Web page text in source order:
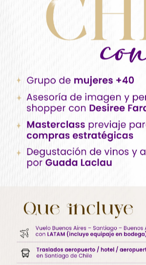
Natal - 11 de octubre